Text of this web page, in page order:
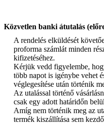
Közvetlen banki átutalás
A rendelés elküldését
proforma számlát minden
kifizetéséhez.
Kérjük vedd figyelembe,
több napot is igénybe vehet
véglegesítése után történik
Az utalással történő
csak egy adott határidőn
Amíg nem történik meg az
termék kiszállítása sem